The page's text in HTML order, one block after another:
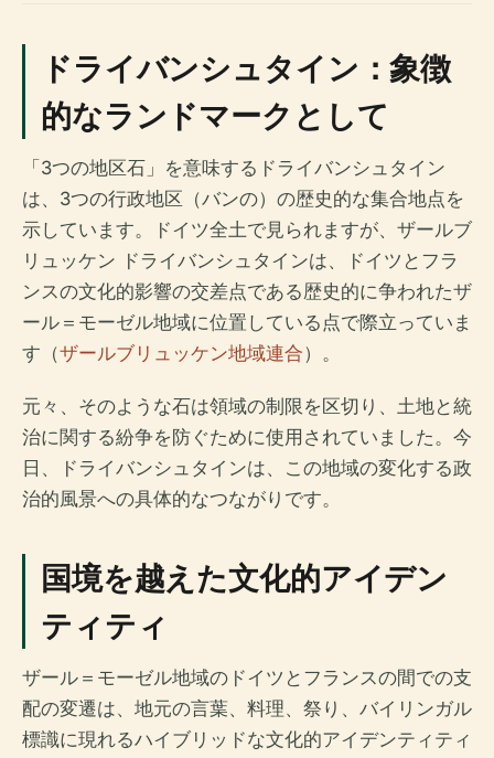
ドライバンシュタイン：象徴
的なランドマークとして
「3つの地区石」を意味するドライバンシュタイン
は、3つの行政地区（バンの）の歴史的な集合地点を
示しています。ドイツ全土で見られますが、ザールブ
リュッケン ドライバンシュタインは、ドイツとフラ
ンスの文化的影響の交差点である歴史的に争われたザ
ール＝モーゼル地域に位置している点で際立っていま
す（ザールブリュッケン地域連合）。
元々、そのような石は領域の制限を区切り、土地と統
治に関する紛争を防ぐために使用されていました。今
日、ドライバンシュタインは、この地域の変化する政
治的風景への具体的なつながりです。
国境を越えた文化的アイデン
ティティ
ザール＝モーゼル地域のドイツとフランスの間での支
配の変遷は、地元の言葉、料理、祭り、バイリンガル
標識に現れるハイブリッドな文化的アイデンティティ